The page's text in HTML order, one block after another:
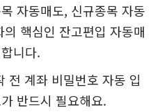
자동매도, 신규종목 자동
핵심인 잔고편입 자동매
니다.
전 계좌 비밀번호 자동 입
반드시 필요해요.